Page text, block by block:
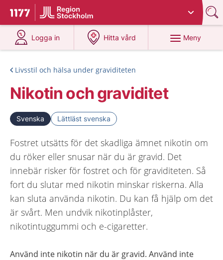
Till startsidan för 1177
Du har valt region
Logga in
på 1177.se
Hitta vård
på 1177.se
Meny
Livsstil och hälsa under graviditeten
Nikotin och graviditet
Svenska Lättläst svenska
Fostret utsätts för det skadliga ämnet nikotin om
du röker eller snusar när du är gravid. Det
innebär risker för fostret och för graviditeten. Så
fort du slutar med nikotin minskar riskerna. Alla
kan sluta använda nikotin. Du kan få hjälp om det
är svårt. Men undvik nikotinplåster,
nikotintuggummi och e-cigaretter.
Använd inte nikotin när du är gravid. Använd inte